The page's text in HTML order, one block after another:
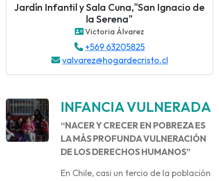
Jardín Infantil y Sala Cuna,"San Ignacio de
la Serena"
Victoria Álvarez
+569 63205825
valvarez@hogardecristo.cl
INFANCIA VULNERADA
“NACER Y CRECER EN POBREZA ES
LA MÁS PROFUNDA VULNERACIÓN
DE LOS DERECHOS HUMANOS”
En Chile, casi un tercio de la población